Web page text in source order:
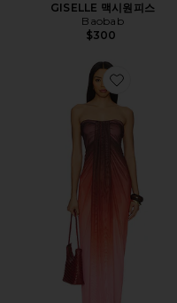
GISELLE 맥시원피스
Baobab
$300
Favorite